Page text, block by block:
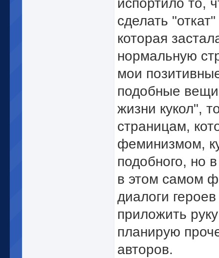
испортило то,
сделать
которая
нормальную
мои
подобные вещи
жизни кукол",
страницам,
феминизмом,
подобного, но
в этом самом
диалоги
приложить
планирую
авторов.